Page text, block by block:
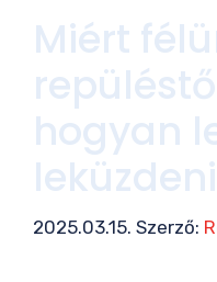
Miért
hogyan
2025.03.15. Szerző: